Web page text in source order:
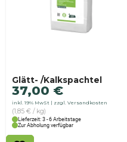
Glätt- /Kalkspachtel
37,00 €
inkl. 19% MwSt zzgl. Versandkosten
(1,85 € / kg)
Lieferzeit: 3 - 6 Arbeitstage
Zur Abholung verfügbar